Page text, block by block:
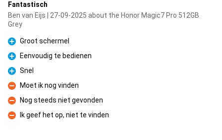
Fantastisch
Ben van Eijs | 27-09-2025 about the Honor Magic7 Pro 512GB
Grey
Pro
Groot schermel
Pro
Eenvoudig te bedienen
Pro
Snel
Con
Moet ik nog vinden
Con
Nog steeds niet gevonden
Con
Ik geef het op, niet te vinden